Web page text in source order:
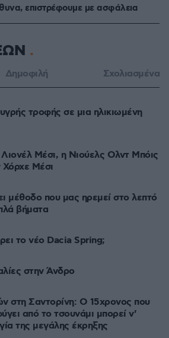
επιστρέφουμε με ασφάλεια
Δημοφιλή Σχολιασμένα
τροφής σε μια ηλικιωμένη
Μέσι, η Νιούελς Ολντ Μπόις
Χόρχε Μέσι
μέθοδο που μας ηρεμεί στο λεπτό
βήματα
το νέο Dacia Spring;
στην Άνδρο
στη Σαντορίνη: Ο 15χρονος που
από το τσουνάμι μπορεί ν'
της μεγάλης έκρηξης